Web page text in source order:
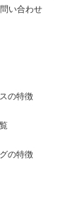
い合わせ
の特徴
の特徴